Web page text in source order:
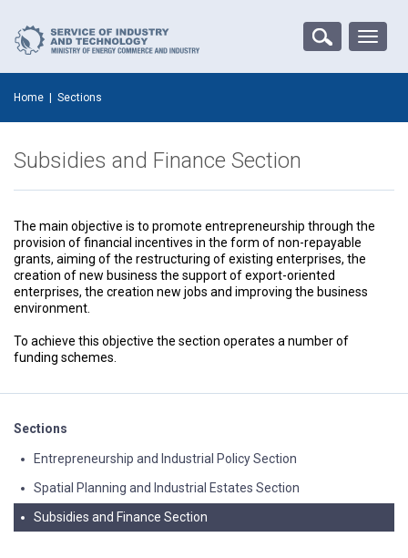
Toggle
Home Sections
Subsidies and Finance Section
The main objective is to promote entrepreneurship through the
provision of financial incentives in the form of non-repayable
grants, aiming of the restructuring of existing enterprises, the
creation of new business the support of export-oriented
enterprises, the creation new jobs and improving the business
environment.
To achieve this objective the section operates a number of
funding schemes.
Sections
Entrepreneurship and Industrial Policy Section
Spatial Planning and Industrial Estates Section
Subsidies and Finance Section